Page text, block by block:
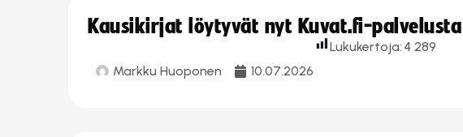
Kausikirjat löytyvät nyt Kuvat.fi-palvelusta
Markku Huoponen 10.07.2026
Lukukertoja: 4 289